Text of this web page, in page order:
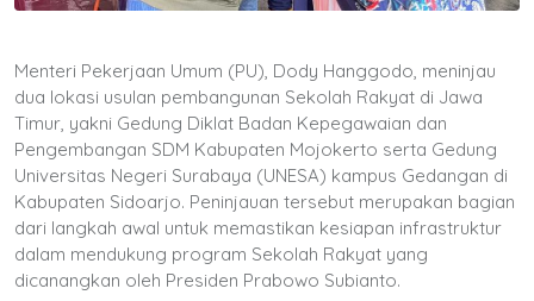
Menteri Pekerjaan Umum (PU), Dody Hanggodo, meninjau
dua lokasi usulan pembangunan Sekolah Rakyat di Jawa
Timur, yakni Gedung Diklat Badan Kepegawaian dan
Pengembangan SDM Kabupaten Mojokerto serta Gedung
Universitas Negeri Surabaya (UNESA) kampus Gedangan di
Kabupaten Sidoarjo. Peninjauan tersebut merupakan bagian
dari langkah awal untuk memastikan kesiapan infrastruktur
dalam mendukung program Sekolah Rakyat yang
dicanangkan oleh Presiden Prabowo Subianto.